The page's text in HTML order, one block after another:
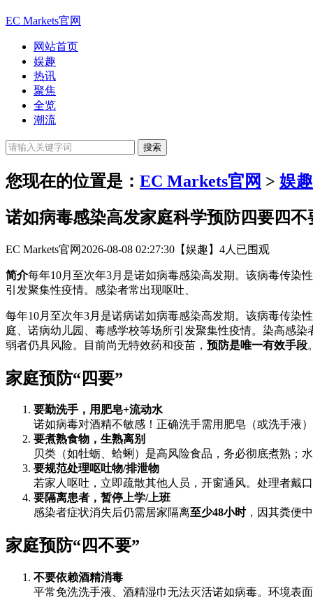
EC Markets官网
网站首页
娱趣
热讯
聚焦
全览
潮流
您现在的位置是： EC Markets官网 > 娱趣
诺如病毒感染高发家庭科学预防四要四不
EC Markets官网 2026-08-08 02:27:30 【娱趣】 4人已围观
简介每年10月至次年3月是诺如病毒感染高发期。该病毒传
引发聚集性疫情。感染者常出现呕吐、
每年10月至次年3月是诺病诺如病毒感染高发期。该病毒传
庭、诺病幼儿园、毒感学校等场所引发聚集性疫情。染高感染
弱者仍具风险。目前尚无特效药和疫苗， 预防是唯一有效手段
家庭预防“四要”
要勤洗手，用肥皂+流动水
诺如病毒对酒精不敏感！正确洗手需用肥皂（或洗手液
要煮熟食物，生熟离别
贝类（如牡蛎、蛤蜊）是高风险食品，务必彻底煮熟；
要规范处理呕吐物/排泄物
若家人呕吐，立即疏散其他人员，开窗通风。处理者戴
要隔离患者，暂停上学/上班
感染者症状消失后仍需居家隔离至少48小时，因其粪便
家庭预防“四不要”
不要依赖酒精消毒
平常免洗洗手液、酒精湿巾无法灭活诺如病毒。环境表